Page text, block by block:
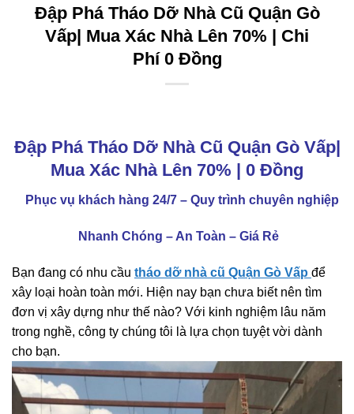
Đập Phá Tháo Dỡ Nhà Cũ Quận Gò
Vấp| Mua Xác Nhà Lên 70% | Chi
Phí 0 Đồng
Đập Phá Tháo Dỡ Nhà Cũ Quận Gò Vấp|
Mua Xác Nhà Lên 70% | 0 Đồng
Phục vụ khách hàng 24/7 – Quy trình chuyên nghiệp
Nhanh Chóng – An Toàn – Giá Rẻ
Bạn đang có nhu cầu tháo dỡ nhà cũ Quận Gò Vấp để
xây loại hoàn toàn mới. Hiện nay bạn chưa biết nên tìm
đơn vị xây dựng như thế nào? Với kinh nghiệm lâu năm
trong nghề, công ty chúng tôi là lựa chọn tuyệt vời dành
cho bạn.